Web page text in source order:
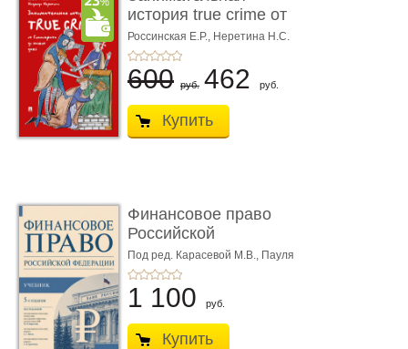
история true crime от
Гиппократа до � ...
Россинская Е.Р., Неретина Н.С.
600 руб. 462 руб.
Купить
Финансовое право
Российской
Федерации. 5-е изд�
...
Под ред. Карасевой М.В., Пауля
А.Г., Красюкова А.В.
1 100 руб.
Купить